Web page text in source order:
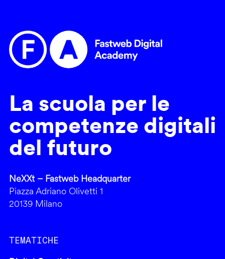
La scuola per le
competenze digitali
del futuro
NeXXt – Fastweb Headquarter
Piazza Adriano Olivetti 1
20139 Milano
TEMATICHE